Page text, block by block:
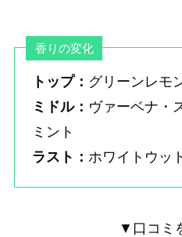
香りの変化
トップ： グリーンレモ
ミドル： ヴァーベナ・
ミント
ラスト： ホワイトウッ
▼口コミ